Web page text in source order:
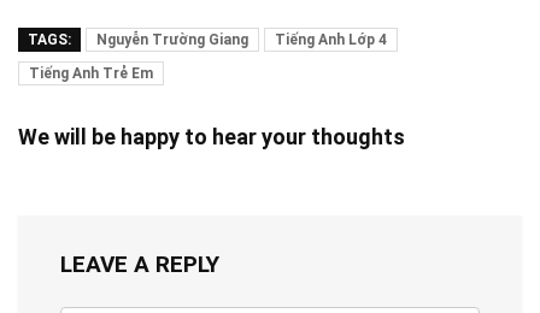
TAGS: Nguyễn Trường Giang
Tiếng Anh Lớp 4
Tiếng Anh Trẻ Em
We will be happy to hear your thoughts
LEAVE A REPLY